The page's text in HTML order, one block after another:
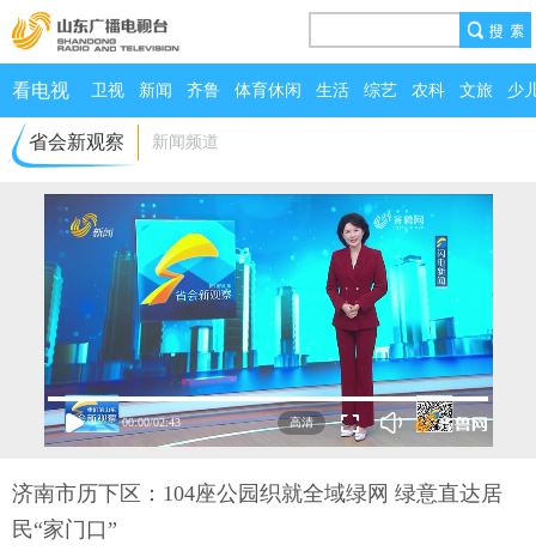
看电视 卫视 新闻 齐鲁 体育休闲 生活 综艺 农科 文旅 少
省会新观察 新闻频道
00:00/02:43
济南市历下区：104座公园织就全域绿网 绿意直达居
民“家门口”